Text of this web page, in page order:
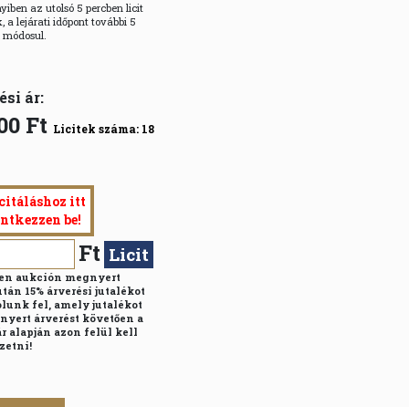
az utolsó 5 percben licit
a lejárati időpont további 5
módosul.
ár:
Ft Licitek száma: 18
itt
be!
Ft Licit
aukción megnyert
15% árverési jutalékot
fel, amely jutalékot
árverést követően a
alapján azon felül kell